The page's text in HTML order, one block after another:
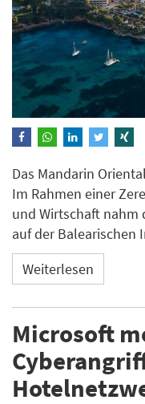
Das Mandarin
Im Rahmen einer
und Wirtschaft nahm
auf der Balearischen
Weiterlesen
Microsoft